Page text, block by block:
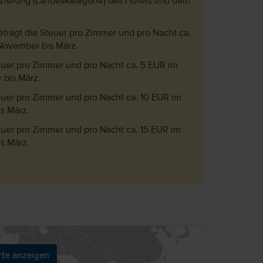
die Steuer pro Zimmer und pro Nacht ca.
bis März.
pro Zimmer und pro Nacht ca. 5 EUR im
bis März.
pro Zimmer und pro Nacht ca. 10 EUR im
März.
pro Zimmer und pro Nacht ca. 15 EUR im
März.
anzeigen